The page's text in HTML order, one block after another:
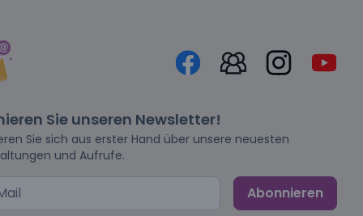
Sie unseren Newsletter!
Sie sich aus erster Hand über unsere neuesten
und Aufrufe.
Abonnieren